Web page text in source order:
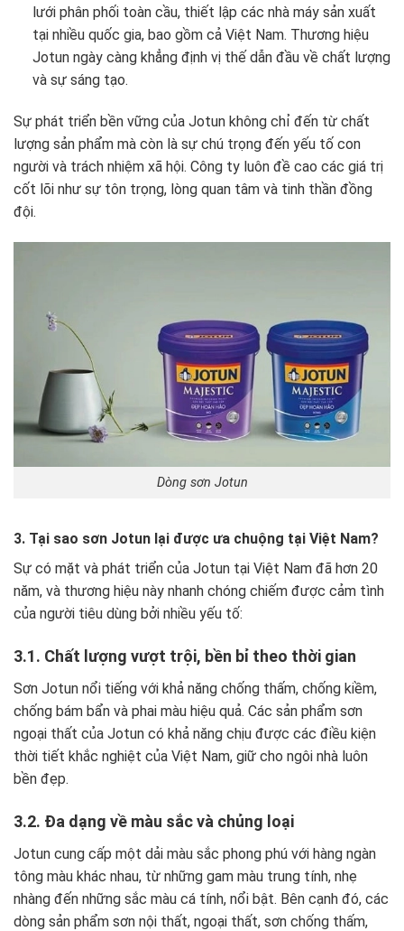
lưới phân phối toàn cầu, thiết lập các nhà máy sản xuất
tại nhiều quốc gia, bao gồm cả Việt Nam. Thương hiệu
Jotun ngày càng khẳng định vị thế dẫn đầu về chất lượng
và sự sáng tạo.
Sự phát triển bền vững của Jotun không chỉ đến từ chất
lượng sản phẩm mà còn là sự chú trọng đến yếu tố con
người và trách nhiệm xã hội. Công ty luôn đề cao các giá trị
cốt lõi như sự tôn trọng, lòng quan tâm và tinh thần đồng
đội.
Dòng sơn Jotun
3. Tại sao sơn Jotun lại được ưa chuộng tại Việt Nam?
Sự có mặt và phát triển của Jotun tại Việt Nam đã hơn 20
năm, và thương hiệu này nhanh chóng chiếm được cảm tình
của người tiêu dùng bởi nhiều yếu tố:
3.1. Chất lượng vượt trội, bền bỉ theo thời gian
Sơn Jotun nổi tiếng với khả năng chống thấm, chống kiềm,
chống bám bẩn và phai màu hiệu quả. Các sản phẩm sơn
ngoại thất của Jotun có khả năng chịu được các điều kiện
thời tiết khắc nghiệt của Việt Nam, giữ cho ngôi nhà luôn
bền đẹp.
3.2. Đa dạng về màu sắc và chủng loại
Jotun cung cấp một dải màu sắc phong phú với hàng ngàn
tông màu khác nhau, từ những gam màu trung tính, nhẹ
nhàng đến những sắc màu cá tính, nổi bật. Bên cạnh đó, các
dòng sản phẩm sơn nội thất, ngoại thất, sơn chống thấm,